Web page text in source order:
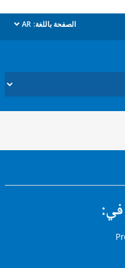
الصفحة باللغة: AR
dropdown